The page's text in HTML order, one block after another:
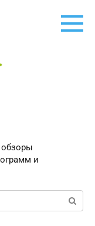
обзоры
и